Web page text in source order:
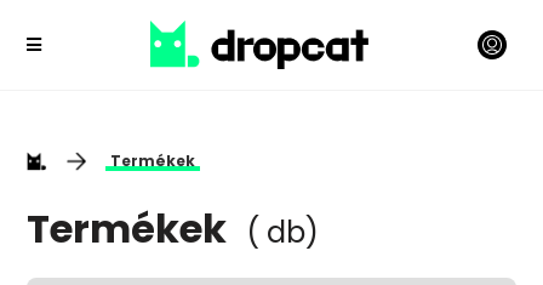
Termékek
Termékek ( db)